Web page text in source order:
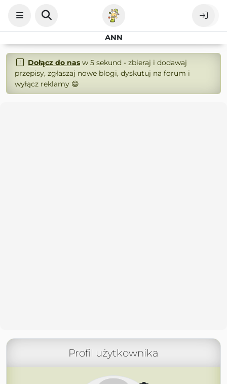
ANN
Dołącz do nasw 5 sekund - zbieraj i dodawaj
przepisy, zgłaszaj nowe blogi, dyskutuj na forum i
wyłącz reklamy 😄
Profil użytkownika